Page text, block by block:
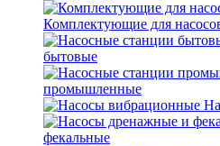
Комплектующие для
бытовые
промышленные
фекальные